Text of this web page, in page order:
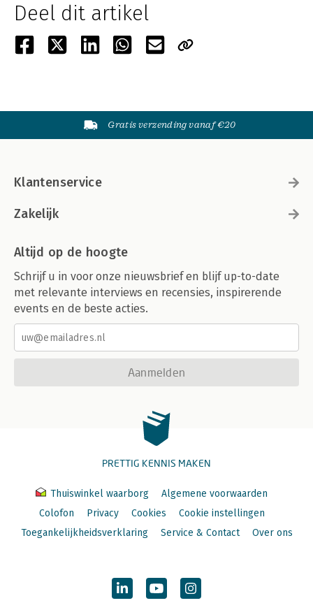
Deel dit artikel
Gratis verzending vanaf €20
Klantenservice
Zakelijk
Altijd op de hoogte
Schrijf u in voor onze nieuwsbrief en blijf up-to-date
met relevante interviews en recensies, inspirerende
events en de beste acties.
Aanmelden
PRETTIG KENNIS MAKEN
Thuiswinkel waarborg
Algemene voorwaarden
Colofon
Privacy Cookies
Cookie instellingen
Toegankelijkheidsverklaring
Service & Contact Over ons